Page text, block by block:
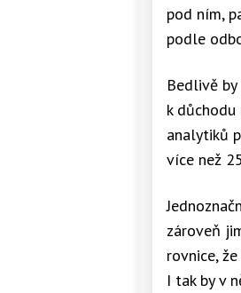
pod ním,
podle
Bedlivě
k
analytiků
více než
zároveň
rovnice,
I tak by v